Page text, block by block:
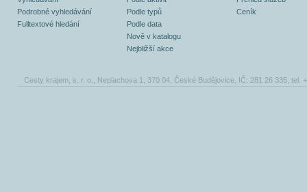
Podrobné vyhledávání
Fulltextové hledání
Podle typů
Podle data
Nově v katalogu
Nejbližší akce
Ceník
Cesty krajem, s. r. o., Neplachova 1, 370 04, České Budějovice, IČ: 281 26 335, tel.